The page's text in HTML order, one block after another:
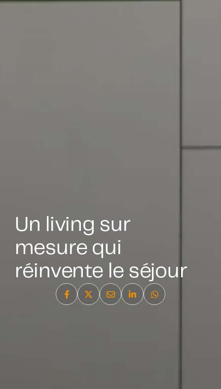
Un living sur
mesure qui
réinvente le séjour